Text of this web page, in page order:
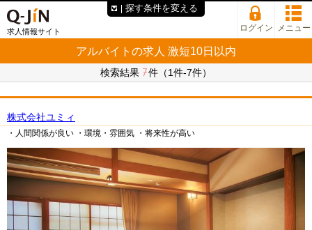
求人情報サイト ログイン メニュー
アルバイトの求人 激短10日以内
検索結果 7件（1件-7件）
株式会社ユミィ
・人間関係が良い ・環境・雰囲気 ・将来性が高い
探す条件を変える